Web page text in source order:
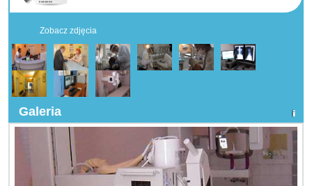
Zobacz zdjęcia
Galeria